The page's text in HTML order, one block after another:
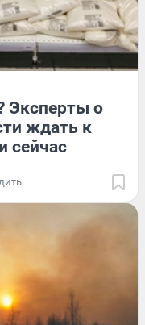
Эксперты о
ждать к
сейчас